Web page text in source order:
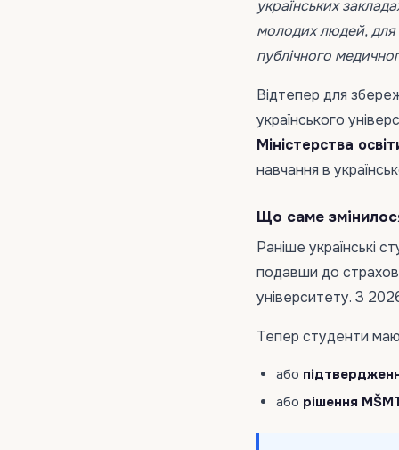
українських
молодих людей, для
публічного
Відтепер для
українського
Міністерства
навчання в
Що саме
Раніше українські
подавши до
університету. З
Тепер студенти
або
або рішення